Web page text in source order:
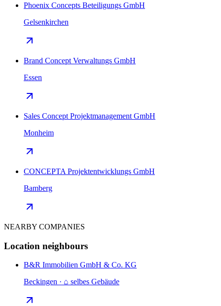
Phoenix Concepts Beteiligungs GmbH
Gelsenkirchen
Brand Concept Verwaltungs GmbH
Essen
Sales Concept Projektmanagement GmbH
Monheim
CONCEPTA Projektentwicklungs GmbH
Bamberg
NEARBY COMPANIES
Location neighbours
B&R Immobilien GmbH & Co. KG
Beckingen · ⌂ selbes Gebäude